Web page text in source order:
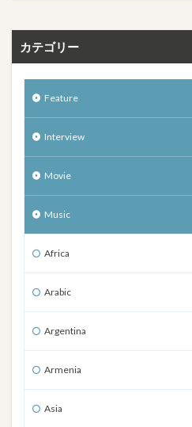
カテゴリー
Feature
Interview
Movie
Music
Africa
Arabic
Argentina
Armenia
Asia